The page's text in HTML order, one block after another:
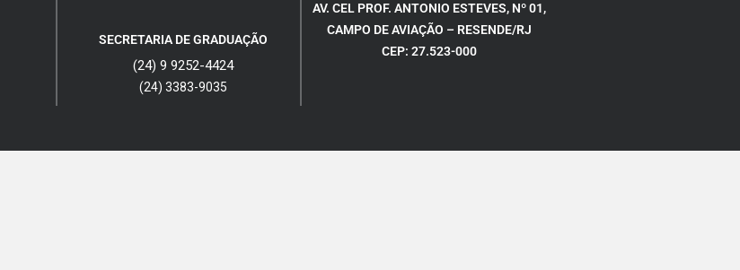
SECRETARIA DE GRADUAÇÃO
(24) 9 9252-4424
(24) 3383-9035
AV. CEL PROF. ANTONIO ESTEVES, Nº 01,
CAMPO DE AVIAÇÃO – RESENDE/RJ
CEP: 27.523-000